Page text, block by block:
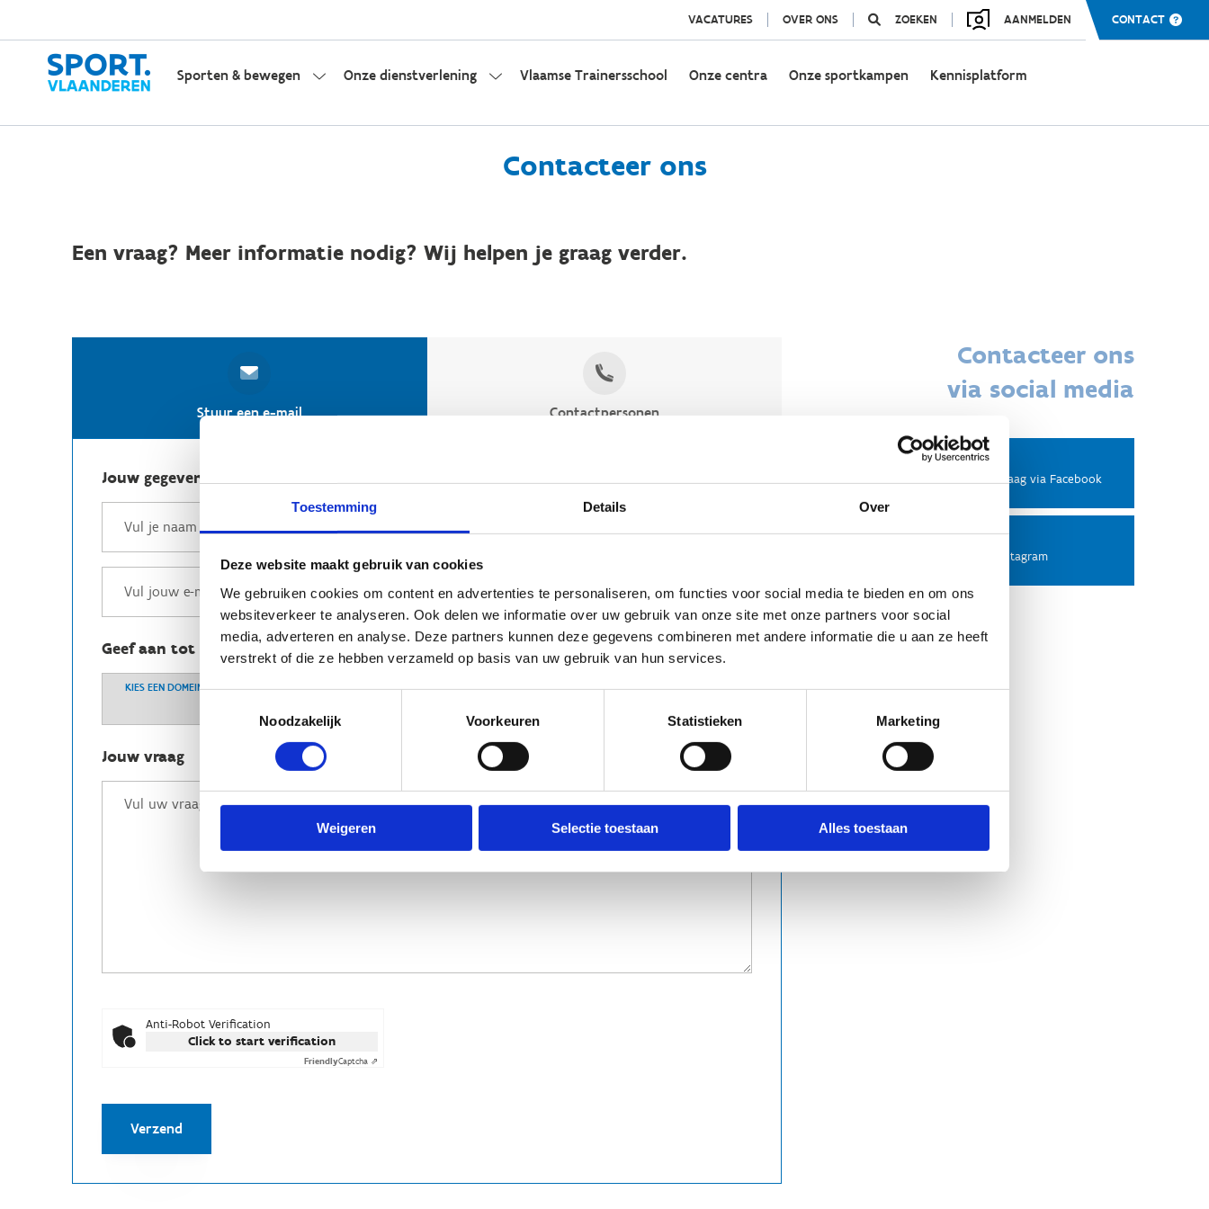
Toestemming Details Over
Deze website maakt gebruik van cookies
We gebruiken cookies om content en advertenties te personaliseren, om functies voor social media te bieden en om ons
websiteverkeer te analyseren. Ook delen we informatie over uw gebruik van onze site met onze partners voor social
media, adverteren en analyse. Deze partners kunnen deze gegevens combineren met andere informatie die u aan ze heeft
verstrekt of die ze hebben verzameld op basis van uw gebruik van hun services.
Noodzakelijk
Voorkeuren Statistieken Marketing
Weigeren Selectie toestaan Alles toestaan
VACATURES OVER ONS ZOEKEN AANMELDEN CONTACT
Sporten & bewegen Onze dienstverlening Vlaamse Trainersschool Onze centra Onze sportkampen Kennisplatform
Contacteer ons
Een vraag? Meer informatie nodig? Wij helpen je graag verder.
Stuur een e-mail Contactpersonen
Jouw gegevens
Geef aan tot welk domein jouw vraag behoort
KIES EEN DOMEIN
Jouw vraag
Anti-Robot Verification
Click to start verification
FriendlyCaptcha ⇗
Verzend
Contacteer ons
via social media
Facebook
Stel ons een vraag via Facebook
Instagram
Volg ons op Instagram